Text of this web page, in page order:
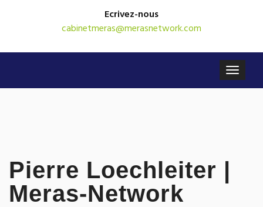
Ecrivez-nous
cabinetmeras@merasnetwork.com
Pierre Loechleiter |
Meras-Network